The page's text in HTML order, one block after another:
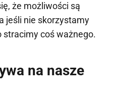
że możliwości są
jeśli nie skorzystamy
stracimy coś ważnego.
na nasze